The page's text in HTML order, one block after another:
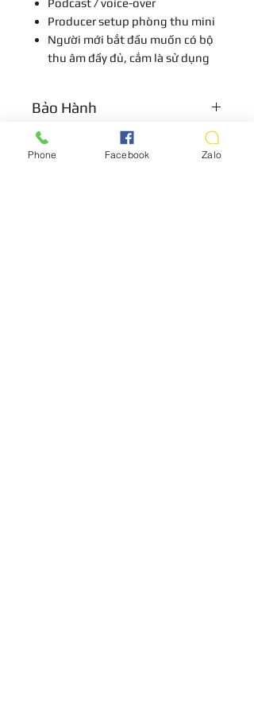
Producer setup phòng thu mini
Người mới bắt đầu muốn có bộ
thu âm đầy đủ, cắm là sử dụng
Bảo Hành
Bảo hành 1 năm với Soundcard , tai
nghe , micro , bảo hành 7 ngày với
Phone Facebook Zalo